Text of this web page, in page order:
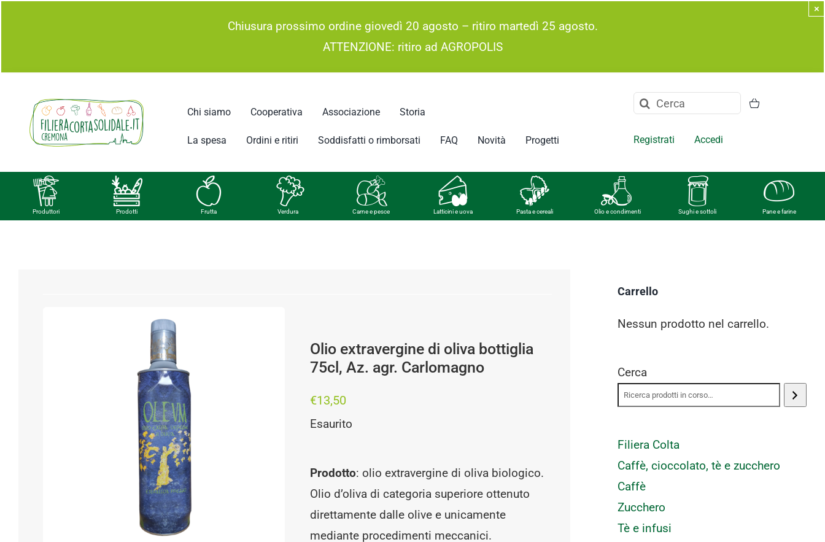
Chiusura prossimo ordine giovedì 20 agosto – ritiro martedì 25 agosto.
ATTENZIONE: ritiro ad AGROPOLIS
×
Chi siamo Cooperativa Associazione Storia
La spesa Ordini e ritiri Soddisfatti o rimborsati FAQ Novità Progetti
Cerca
Registrati Accedi
Produttori Prodotti Frutta Verdura Carne e pesce Latticini e uova Pasta e cereali Olio e condimenti Sughi e sottoli Pane e farine
Olio extravergine di oliva bottiglia
75cl, Az. agr. Carlomagno
€13,50
Esaurito
Prodotto: olio extravergine di oliva biologico.
Olio d’oliva di categoria superiore ottenuto
direttamente dalle olive e unicamente
mediante procedimenti meccanici.
Carrello
Nessun prodotto nel carrello.
Cerca
Filiera Colta
Caffè, cioccolato, tè e zucchero
Caffè
Zucchero
Tè e infusi